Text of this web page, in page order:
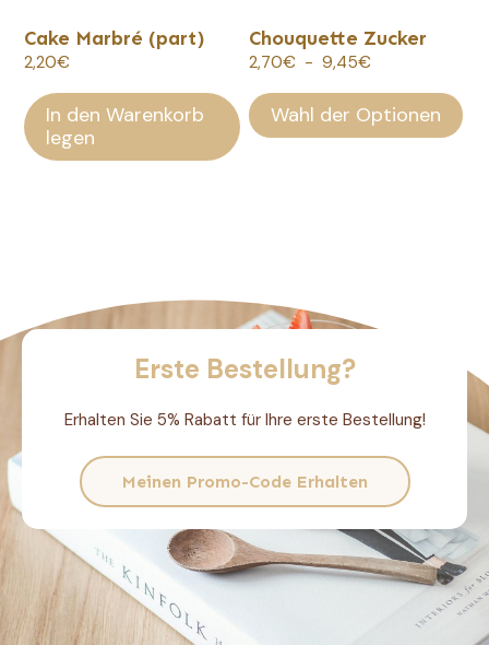
Cake Marbré (part)
2,20€
In den Warenkorb
legen
Chouquette Zucker
2,70€ - 9,45€Plage
prix :
2,70€
Wahl der Optionen
der
Produktseite
ausgewählt
werden.
Erste Bestellung?
Erhalten Sie 5% Rabatt für Ihre erste Bestellung!
Meinen Promo-Code Erhalten